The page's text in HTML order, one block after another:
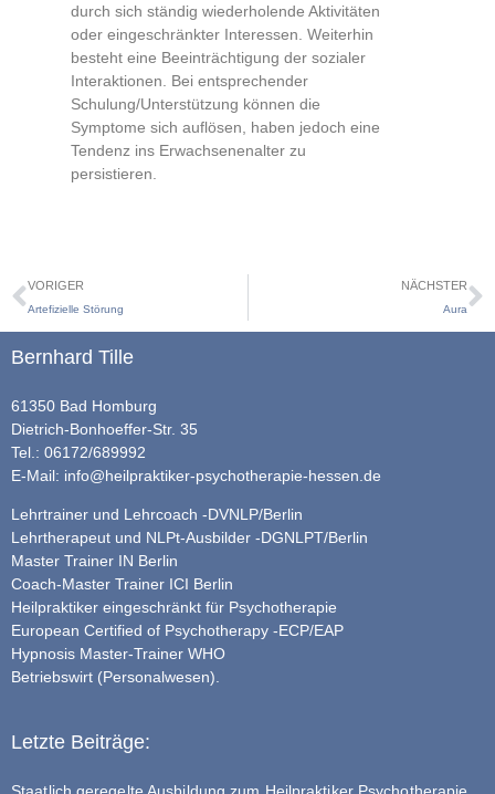
durch sich ständig wiederholende Aktivitäten
oder eingeschränkter Interessen. Weiterhin
besteht eine Beeinträchtigung der sozialer
Interaktionen. Bei entsprechender
Schulung/Unterstützung können die
Symptome sich auflösen, haben jedoch eine
Tendenz ins Erwachsenenalter zu
persistieren.
VORIGER
Artefizielle Störung
NÄCHSTER
Aura
Bernhard Tille
61350 Bad Homburg
Dietrich-Bonhoeffer-Str. 35
Tel.: 06172/689992
E-Mail: info@heilpraktiker-psychotherapie-hessen.de
Lehrtrainer und Lehrcoach -DVNLP/Berlin
Lehrtherapeut und NLPt-Ausbilder -DGNLPT/Berlin
Master Trainer IN Berlin
Coach-Master Trainer ICI Berlin
Heilpraktiker eingeschränkt für Psychotherapie
European Certified of Psychotherapy -ECP/EAP
Hypnosis Master-Trainer WHO
Betriebswirt (Personalwesen).
Letzte Beiträge:
Staatlich geregelte Ausbildung zum Heilpraktiker Psychotherapie